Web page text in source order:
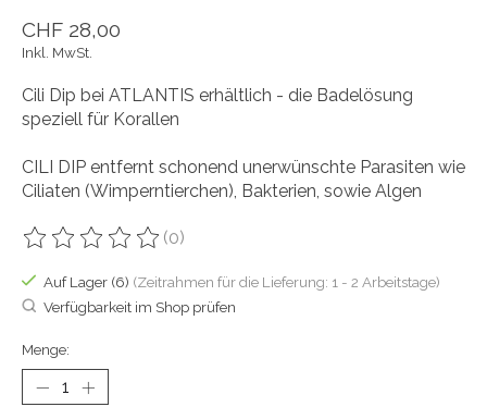
CHF 28,00
Inkl. MwSt.
Cili Dip bei ATLANTIS erhältlich - die Badelösung
speziell für Korallen
CILI DIP entfernt schonend unerwünschte Parasiten wie
Ciliaten (Wimperntierchen), Bakterien, sowie Algen
Die Bewertung dieses Produkts ist
(0)
Auf Lager (6) (Zeitrahmen für die Lieferung: 1 - 2 Arbeitstage)
Verfügbarkeit im Shop prüfen
Menge: